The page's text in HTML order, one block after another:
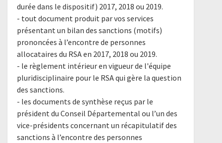
durée dans le dispositif) 2017, 2018 ou 2019.
- tout document produit par vos services
présentant un bilan des sanctions (motifs)
prononcées à l’encontre de personnes
allocataires du RSA en 2017, 2018 ou 2019.
- le règlement intérieur en vigueur de l'équipe
pluridisciplinaire pour le RSA qui gère la question
des sanctions.
- les documents de synthèse reçus par le
président du Conseil Départemental ou l’un des
vice-présidents concernant un récapitulatif des
sanctions à l’encontre des personnes